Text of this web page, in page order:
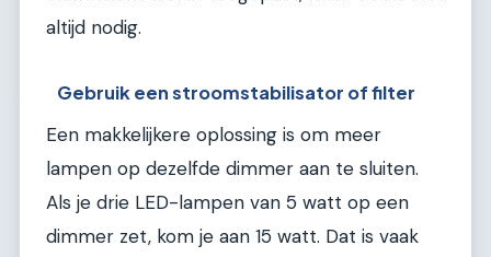
altijd nodig.
Gebruik een stroomstabilisator of filter
Een makkelijkere oplossing is om meer
lampen op dezelfde dimmer aan te sluiten.
Als je drie LED-lampen van 5 watt op een
dimmer zet, kom je aan 15 watt. Dat is vaak